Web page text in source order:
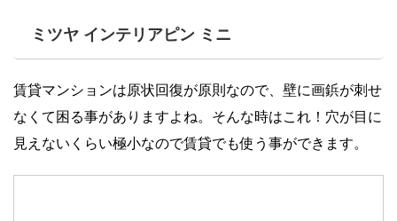
ミツヤ インテリアピン ミニ
賃貸マンションは原状回復が原則なので、壁に画鋲が刺せ
なくて困る事がありますよね。そんな時はこれ！穴が目に
見えないくらい極小なので賃貸でも使う事ができます。